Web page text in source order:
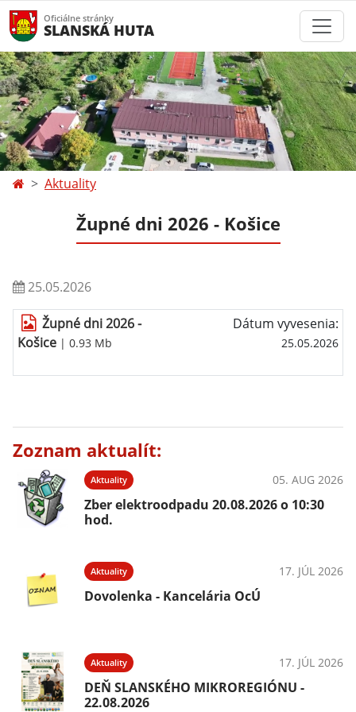
Oficiálne stránky
SLANSKÁ HUTA
Aktuality
Župné dni 2026 - Košice
25.05.2026
Župné dni 2026 -
Košice | 0.93 Mb
Dátum vyvesenia:
25.05.2026
Zoznam aktualít:
Aktuality 05. AUG 2026
Zber elektroodpadu 20.08.2026 o 10:30
hod.
Aktuality 17. JÚL 2026
Dovolenka - Kancelária OcÚ
Aktuality 17. JÚL 2026
DEŇ SLANSKÉHO MIKROREGIÓNU -
22.08.2026